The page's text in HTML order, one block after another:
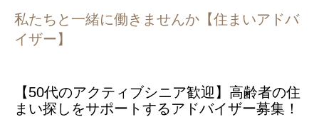
私たちと一緒に働きませんか【住まいアドバ
イザー】
【50代のアクティブシニア歓迎】高齢者の住
まい探しをサポートするアドバイザー募集！